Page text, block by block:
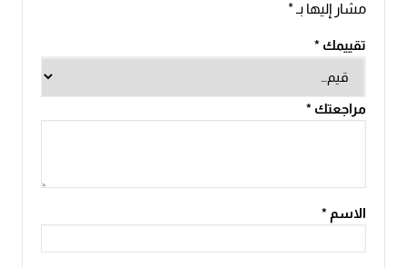
مشار إليها بـ*
تقييمك *
مراجعتك *
الاسم *